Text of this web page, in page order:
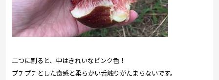
二つに割ると、中はきれいなピンク色！
プチプチとした食感と柔らかい舌触りがたまらないです。